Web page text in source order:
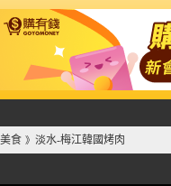
食 》 淡水-梅江韓國烤肉